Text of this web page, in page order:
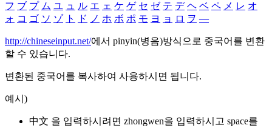
フ ブ プ ム ユ ュ ル エ ェ ケ ゲ セ ゼ テ デ ヘ ベ ペ メ レ オ
ォ コ ゴ ソ ゾ ト ド ノ ホ ボ ポ モ ヨ ョ ロ ヲ ―
http://chineseinput.net/에서 pinyin(병음)방식으로 중국어를 변환
할 수 있습니다.
변환된 중국어를 복사하여 사용하시면 됩니다.
예시)
中文 을 입력하시려면 zhongwen을 입력하시고 space를